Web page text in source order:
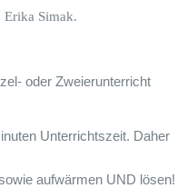
Erika Simak.
oder Zweierunterricht
Unterrichtszeit. Daher
aufwärmen UND lösen!